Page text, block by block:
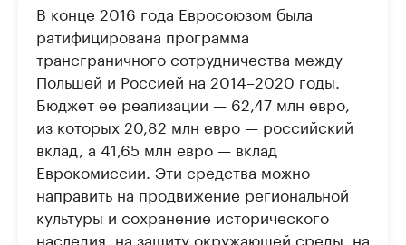
В конце 2016 года Евросоюзом была
ратифицирована программа
трансграничного сотрудничества между
Польшей и Россией на 2014–2020 годы.
Бюджет ее реализации — 62,47 млн евро,
из которых 20,82 млн евро — российский
вклад, а 41,65 млн евро — вклад
Еврокомиссии. Эти средства можно
направить на продвижение региональной
культуры и сохранение исторического
наследия, на защиту окружающей среды, на